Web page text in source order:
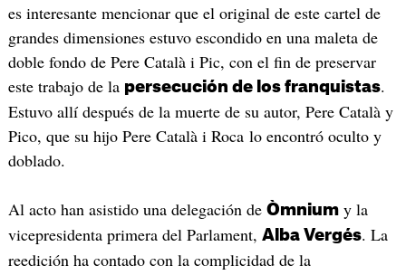
es interesante mencionar que el original de este cartel de
grandes dimensiones estuvo escondido en una maleta de
doble fondo de Pere Català i Pic, con el fin de preservar
este trabajo de la persecución de los franquistas.
Estuvo allí después de la muerte de su autor, Pere Català y
Pico, que su hijo Pere Català i Roca lo encontró oculto y
doblado.
Al acto han asistido una delegación de Òmniumy la
vicepresidenta primera del Parlament, Alba Vergés. La
reedición ha contado con la complicidad de la